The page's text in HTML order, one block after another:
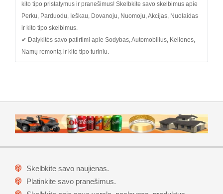
kito tipo pristatymus ir pranešimus! Skelbkite savo skelbimus apie
Perku, Parduodu, Ieškau, Dovanoju, Nuomoju, Akcijas, Nuolaidas
ir kito tipo skelbimus.
✔ Dalykitės savo patirtimi apie Sodybas, Automobilius, Keliones,
Namų remontą ir kito tipo turiniu.
Skelbkite savo naujienas.
Platinkite savo pranešimus.